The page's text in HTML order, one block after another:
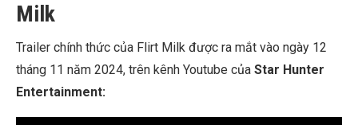
Milk
Trailer chính thức của Flirt Milk được ra mắt vào ngày 12
tháng 11 năm 2024, trên kênh Youtube của Star Hunter
Entertainment: